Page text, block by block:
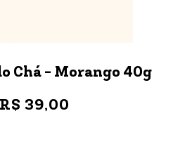
Chá - Morango 40g
R$ 39,00